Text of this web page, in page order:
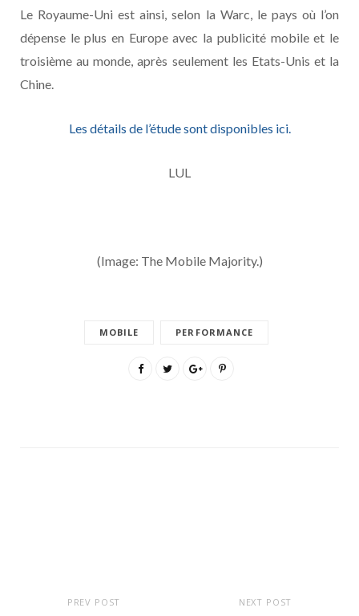
Le Royaume-Uni est ainsi, selon la Warc, le pays où l’on
dépense le plus en Europe avec la publicité mobile et le
troisième au monde, après seulement les Etats-Unis et la
Chine.
Les détails de l’étude sont disponibles ici.
LUL
(Image: The Mobile Majority.)
MOBILE PERFORMANCE
PREV POST NEXT POST